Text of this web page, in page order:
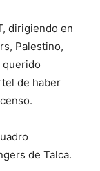
dirigiendo en
Palestino,
querido
de haber
de Talca.